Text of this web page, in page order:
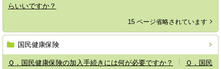
らいいですか？
15 ページ省略されています
国民健康保険
Ｑ．国民健康保険の加入手続きには何が必要ですか？
Ｑ．国民